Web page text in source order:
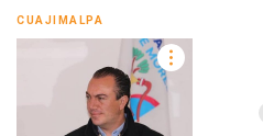
CUAJIMALPA